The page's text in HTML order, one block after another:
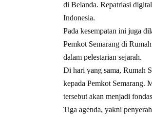
di Belanda. Repatriasi
Indonesia.
Pada kesempatan ini juga
Pemkot Semarang di
dalam pelestarian sejarah.
Di hari yang sama, Rumah
kepada Pemkot Semarang.
tersebut akan menjadi
Tiga agenda, yakni